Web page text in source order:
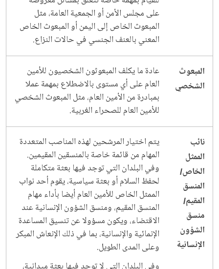
على مجلس الأمن أو الجمعية العامة، مثل
المبعوث الخاص إلى اليمن أو المبعوث الخاص
المعني بالعنف الجنسي في حالات النزاع.
المبعوث
الشخصي
عادة ما يكلف المبعوثون الشخصيون للأمين
العام على أي مستوى بالاضطلاع بمهمة عملا
بمبادرة من الأمين العام، مثل المبعوث الشخصي
للأمين العام للصحراء الغربية.
نائب
الممثل
الخاص/
المنسق
المقيم/
منسق
الشؤون
الإنسانية
يتم اختيار المرشحين لهذه المناصب المتعددة
المهام من قائمة خاصة بالمنسقين المقيمين.
وفي البلدان التي توجد فيها بعثة متكاملة
لحفظ السلام أو بعثة سياسية، يقوم أحد نواب
الممثل الخاص للأمين العام أيضا بأداء مهام
المنسق المقيم، ومنسق الشؤون الإنسانية عند
الاقتضاء، ويكون مسؤولا عن تنسيق المساعدة
الإنمائية والإنسانية، بما في ذلك الإنعاش المبكر
وعلى المدى الطويل.